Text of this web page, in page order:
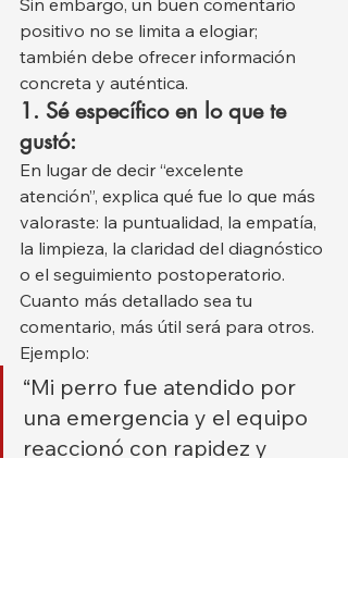
Sin embargo, un buen comentario
positivo no se limita a elogiar;
también debe ofrecer información
concreta y auténtica.
1. Sé específico en lo que te
gustó:
En lugar de decir “excelente
atención”, explica qué fue lo que más
valoraste: la puntualidad, la empatía,
la limpieza, la claridad del diagnóstico
o el seguimiento postoperatorio.
Cuanto más detallado sea tu
comentario, más útil será para otros.
Ejemplo:
“Mi perro fue atendido por
una emergencia y el equipo
reaccionó con rapidez y